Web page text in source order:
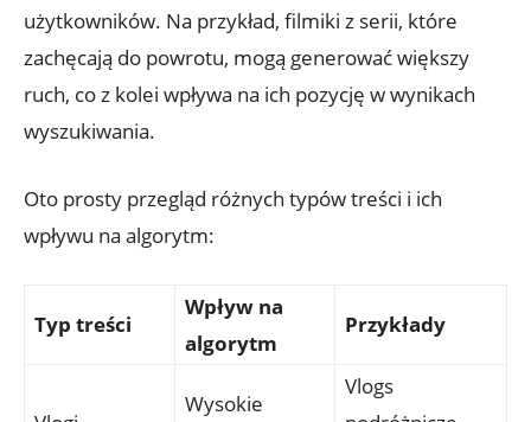
użytkowników. Na przykład, filmiki z serii, które
zachęcają do powrotu, mogą generować większy
ruch, co z kolei wpływa na ich pozycję w wynikach
wyszukiwania.
Oto prosty przegląd różnych typów treści i ich
wpływu na algorytm:
Typ treści
Wpływ na
algorytm
Przykłady
Wysokie
Vlogs